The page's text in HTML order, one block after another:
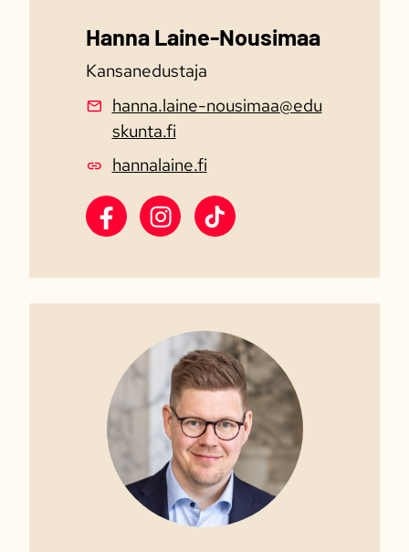
Hanna Laine-Nousimaa
Kansanedustaja
hanna.laine-nousimaa@edu
skunta.fi
hannalaine.fi
https://www.facebook.com/
Hanna Laine Instagram
https://www.tiktok.com/